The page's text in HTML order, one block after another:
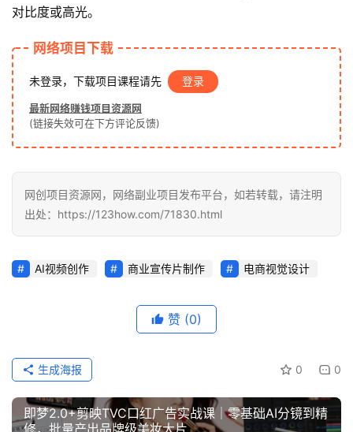
创
泡
网
福
创
对比度或高光。
网络项目下载
未登录，下载项目课程请先 登录
最新网络赚钱项目资源网
(链接失效可在下方评论反馈)
网创项目资源网，网络副业项目发布平台，如若转载，请注明
出处：https://123how.com/71830.html
AI视频创作 商业宣传片制作 电商视觉设计
赞 (0)
0 0
生成海报
即梦2.0+剪映TVC口红广告实战课｜零基础AI分镜到精
修，批量产出品牌级美妆大片